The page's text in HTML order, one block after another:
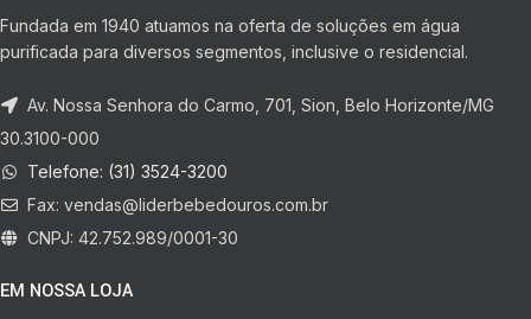
Fundada em 1940 atuamos na oferta de soluções em água
purificada para diversos segmentos, inclusive o residencial.
Av. Nossa Senhora do Carmo, 701, Sion, Belo Horizonte/MG
30.3100-000
Telefone: (31) 3524-3200
Fax: vendas@liderbebedouros.com.br
CNPJ: 42.752.989/0001-30
EM NOSSA LOJA